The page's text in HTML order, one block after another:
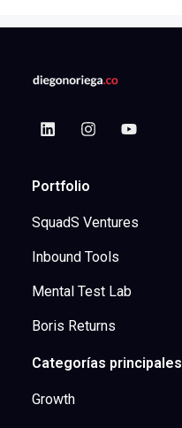
Portfolio
SquadS Ventures
Inbound Tools
Mental Test Lab
Boris Returns
Categorías principales
Growth